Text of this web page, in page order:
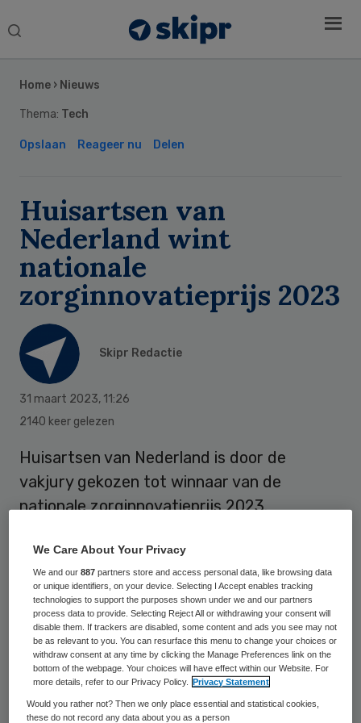
Search
Home › Nieuws
Thema: Tech
Opslaan Reageer nu Delen
Huisartsen van
Nederland wint
nationale
zorginnovatieprijs 2023
Skipr Redactie
31 maart 2023, 11:26
2140 keer gelezen
Huisartsen van Nederland is door de
vakjury gekozen tot winnaar van de
nationale zorginnovatieprijs 2023.
managementsysteem, waarmee triage- en
praktijkprocessen verbeterd kunnen
worden. De publieksprijs ging naar Momo
Medical.
De nationale zorginnovatieprijs geeft
innovatieve ondernemingen de kans om
Sidebar
We Care About Your Privacy
We and our887 partners store and access personal data, like browsing data
or unique identifiers, on your device. Selecting I Accept enables tracking
technologies to support the purposes shown under we and our partners
process data to provide. Selecting Reject All or withdrawing your consent will
disable them. If trackers are disabled, some content and ads you see may not
be as relevant to you. You can resurface this menu to change your choices or
withdraw consent at any time by clicking the Manage Preferences link on the
bottom of the webpage. Your choices will have effect within our Website. For
more details, refer to our Privacy Policy.
Privacy Statement
Would you rather not? Then we only place essential and statistical cookies,
these do not record any data about you as a person